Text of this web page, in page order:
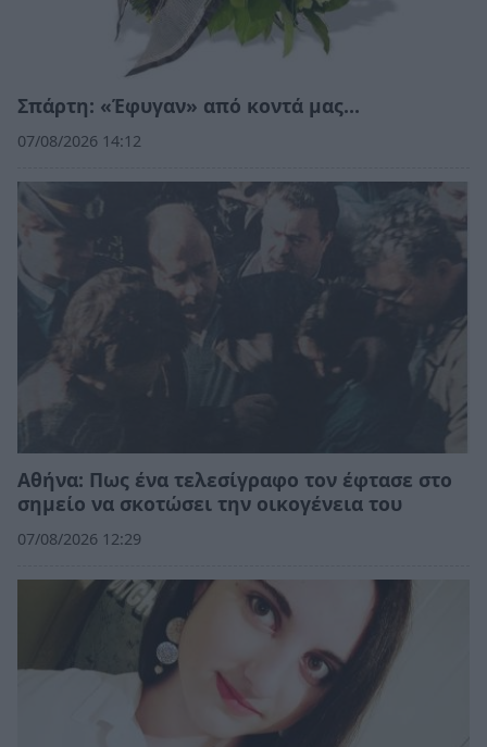
Σπάρτη: «Έφυγαν» από κοντά μας…
07/08/2026 14:12
Αθήνα: Πως ένα τελεσίγραφο τον έφτασε στο
σημείο να σκοτώσει την οικογένεια του
07/08/2026 12:29